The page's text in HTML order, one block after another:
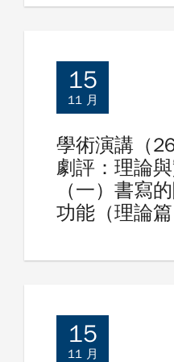
15
11 月
學術演講（
劇評：理論
（一）書寫
功能（理論篇
15
11 月